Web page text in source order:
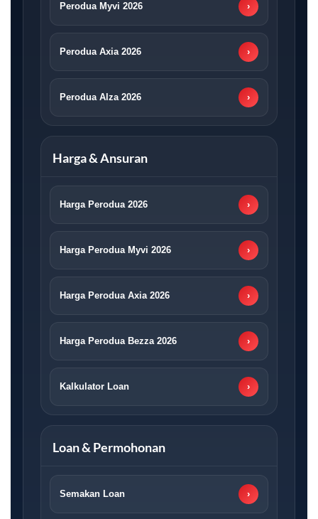
Perodua Myvi 2026 ›
Perodua Axia 2026 ›
Perodua Alza 2026 ›
Harga & Ansuran
Harga Perodua 2026 ›
Harga Perodua Myvi 2026 ›
Harga Perodua Axia 2026 ›
Harga Perodua Bezza 2026 ›
Kalkulator Loan ›
Loan & Permohonan
Semakan Loan ›